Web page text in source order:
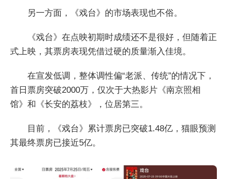
另一方面，《戏台》的市场表现也不俗。
《戏台》在点映初期时成绩还不是很好，但随着正
式上映，其票房表现凭借过硬的质量渐入佳境。
在宣发低调，整体调性偏“老派、传统”的情况下，
首日票房突破2000万，仅次于大热影片《南京照相
馆》和《长安的荔枝》，位居第三。
目前，《戏台》累计票房已突破1.48亿，猫眼预测
其最终票房已接近5亿。